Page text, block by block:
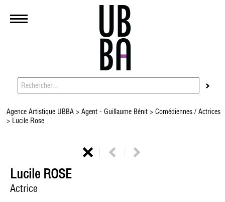
Agence Artistique UBBA>Agent - Guillaume Bénit > Comédiennes / Actrices
> Lucile Rose
Lucile ROSE
Actrice